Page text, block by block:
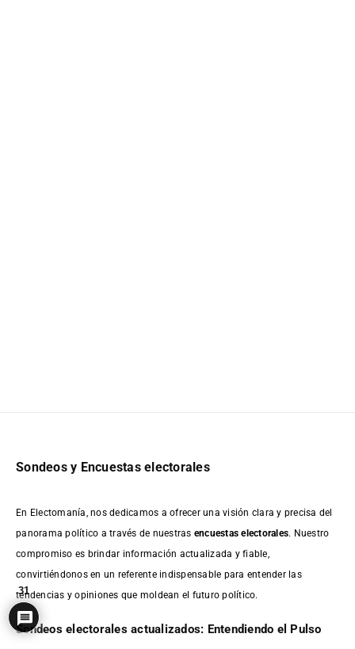
Sondeos y Encuestas electorales
En Electomanía, nos dedicamos a ofrecer una visión clara y precisa del
panorama político a través de nuestras encuestas electorales. Nuestro
compromiso es brindar información actualizada y fiable,
convirtiéndonos en un referente indispensable para entender las
tendencias y opiniones que moldean el futuro político.
Sondeos electorales actualizados: Entendiendo el Pulso
31